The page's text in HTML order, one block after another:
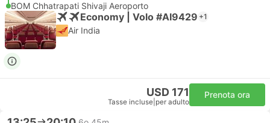
BOM Chhatrapati Shivaji Aeroporto
Economy | Volo #AI9429 +1
Air India
USD 171
Tasse incluse per adulto
Prenota ora